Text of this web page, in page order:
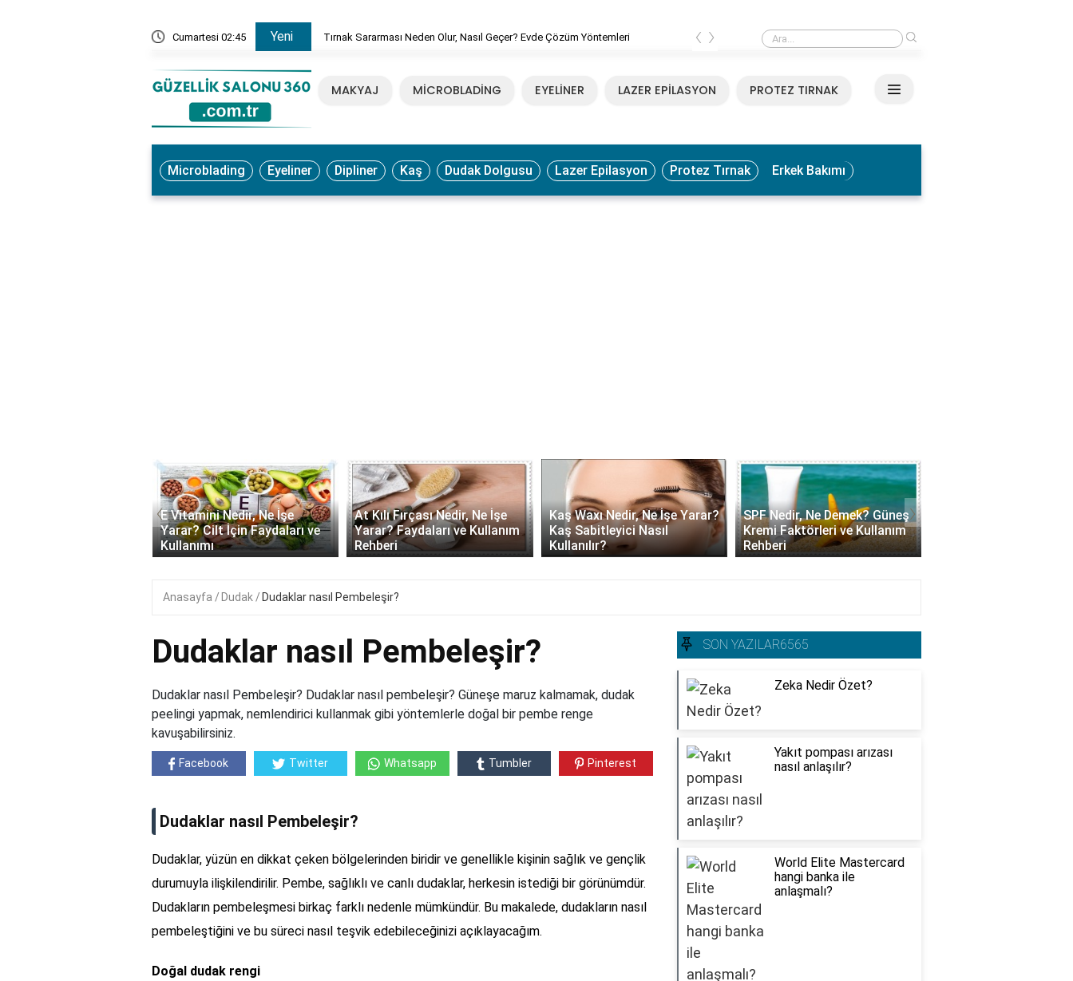
Cumartesi 02:45 Yeni
Ne İşe Yarar? Faydaları ve Kullanım Yöntemleri Tırnak Sararması Neden Olur, Nasıl Geçer? Evde Çözüm Yöntemleri Medikal El ve Ayak Bakımı Nedir? Faydaları ve Uygulama Yöntemleri
‹ ›
MAKYAJ MİCROBLADİNG EYELİNER LAZER EPİLASYON PROTEZ TIRNAK
Microblading Eyeliner Dipliner Kaş Dudak Dolgusu Lazer Epilasyon Protez Tırnak Erkek Bakımı
E Vitamini Nedir, Ne İşe
Yarar? Cilt İçin Faydaları ve
Kullanımı
At Kılı Fırçası Nedir, Ne İşe
Yarar? Faydaları ve Kullanım
Rehberi
Kaş Waxı Nedir, Ne İşe Yarar?
Kaş Sabitleyici Nasıl
Kullanılır?
SPF Nedir, Ne Demek? Güneş
Kremi Faktörleri ve Kullanım
Rehberi
‹ ›
Anasayfa Dudak Dudaklar nasıl Pembeleşir?
Dudaklar nasıl Pembeleşir?
Dudaklar nasıl Pembeleşir? Dudaklar nasıl pembeleşir? Güneşe maruz kalmamak, dudak
peelingi yapmak, nemlendirici kullanmak gibi yöntemlerle doğal bir pembe renge
kavuşabilirsiniz.
Facebook Twitter Whatsapp Tumbler Pinterest
Dudaklar nasıl Pembeleşir?
Dudaklar, yüzün en dikkat çeken bölgelerinden biridir ve genellikle kişinin sağlık ve gençlik
durumuyla ilişkilendirilir. Pembe, sağlıklı ve canlı dudaklar, herkesin istediği bir görünümdür.
Dudakların pembeleşmesi birkaç farklı nedenle mümkündür. Bu makalede, dudakların nasıl
pembeleştiğini ve bu süreci nasıl teşvik edebileceğinizi açıklayacağım.
Doğal dudak rengi
SON YAZILAR6565
Zeka Nedir Özet?
Yakıt pompası arızası
nasıl anlaşılır?
World Elite Mastercard
hangi banka ile
anlaşmalı?